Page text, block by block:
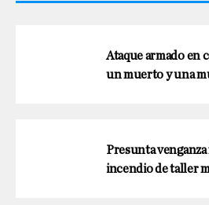
Ataque armado en
un muerto y una
Presunta
incendio de taller